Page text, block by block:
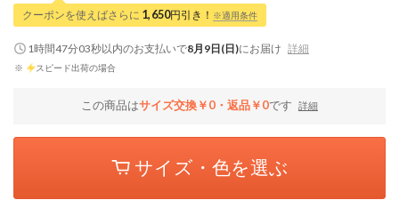
クーポンを使えばさらに 1,650円引き！ ※適用条件
1時間47分02秒以内のお支払いで8月9日(日)にお届け 詳細
※ スピード出荷の場合
この商品はサイズ交換￥0・返品￥0です 詳細
サイズ・色を選ぶ